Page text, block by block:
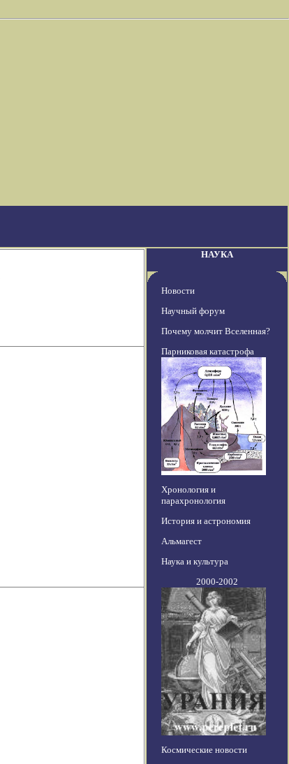
НАУКА
Новости
Научный форум
Почему молчит Вселенная?
Парниковая катастрофа
Хронология и
парахронология
История и астрономия
Альмагест
Наука и культура
2000-2002
Космические новости